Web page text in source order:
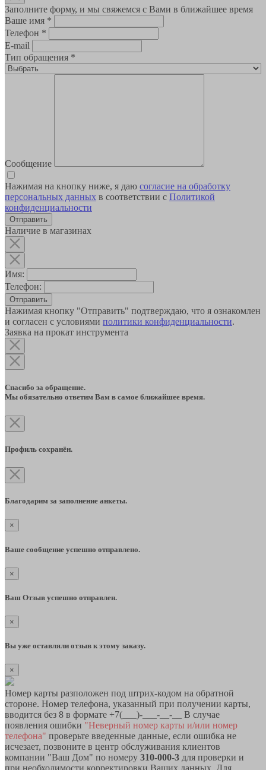
Заполните форму, и мы свяжемся с Вами в ближайшее время
Ваше имя *
Телефон *
E-mail
Тип обращения *
Сообщение
Нажимая на кнопку ниже, я даю согласие на обработку
персональных данных в соответствии с Политикой
конфиденциальности
Наличие в магазинах
Имя:
Телефон:
Отправить
Нажимая кнопку "Отправить" подтверждаю, что я ознакомлен
и согласен с условиями политики конфиденциальности.
Заявка на прокат инструмента
Спасибо за обращение.
Мы обязательно ответим Вам в самое ближайшее время.
Профиль сохранён.
Благодарим за заполнение анкеты.
×
Ваше сообщение успешно отправлено.
×
Ваш Отзыв успешно отправлен.
×
Вы уже оставляли отзыв к этому заказу.
×
Номер карты разположен под штрих-кодом на обратной
стороне. Номер телефона, указанный при получении карты,
вводится без 8 в формате +7(___)-___-__-__ В случае
появления ошибки "Неверный номер карты и/или номер
телефона" проверьте введенные данные, если ошибка не
исчезает, позвоните в центр обслуживания клиентов
компании "Ваш Дом" по номеру 310-000-3 для проверки и